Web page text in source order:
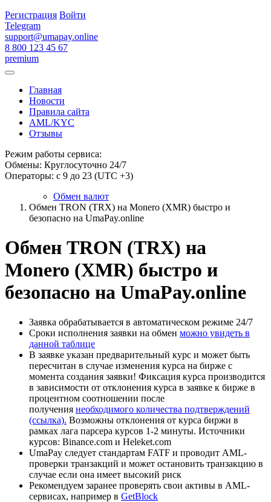
Регистрация Войти
Telegram
support@umapay.online
8 800 123 45 67
premium
Главная
Новости
Правила сайта
AML/KYC
Отзывы
Режим работы сервиса:
Обмены: Круглосуточно 24/7
Операторы: с 9 до 23 (UTC +3)
Обмен валют
Обмен TRON (TRX) на Monero (XMR) быстро и
безопасно на UmaPay.online
Обмен TRON (TRX) на
Monero (XMR) быстро и
безопасно на UmaPay.online
Заявка обрабатывается в автоматическом режиме 24/7
Сроки исполнения заявки на обмен можно увидеть в
данной таблице
В заявке указан предварительный курс и может быть
пересчитан в случае изменения курса на бирже с
момента создания заявки! Фиксация курса производится
в зависимости от отклонения курса в заявке к бирже в
процентном соотношении после
получения необходимого количества подтверждений
(ссылка). Возможны отклонения от курса биржи в
рамках лага парсера курсов 1-2 минуты. Источники
курсов: Binance.com и Heleket.com
UmaPay следует стандартам FATF и проводит AML-
проверки транзакций и может остановить транзакцию в
случае если она имеет высокий риск
Рекомендуем заранее проверять свои активы в AML-
сервисах, например в GetBlock